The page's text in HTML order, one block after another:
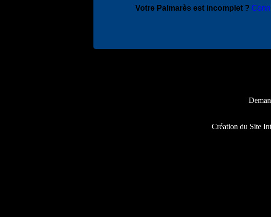
Votre Palmarès est incomplet ?
Création du Site